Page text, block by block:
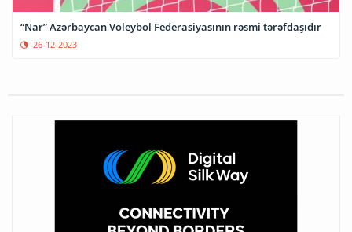
“Nar” Azərbaycan Voleybol Federasiyasının rəsmi tərəfdaşıdır
26-12-2023